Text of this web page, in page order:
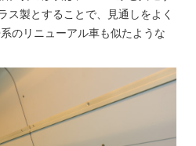
ス製とすることで、見通しをよく
のリニューアル車も似たような